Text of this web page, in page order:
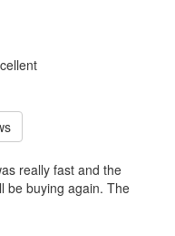
| Flair